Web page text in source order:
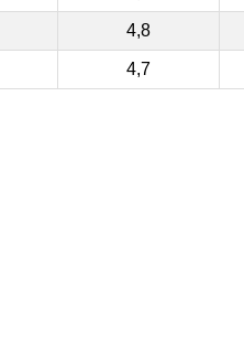
4,8
4,7